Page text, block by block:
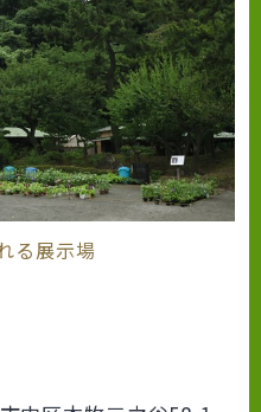
る展示場